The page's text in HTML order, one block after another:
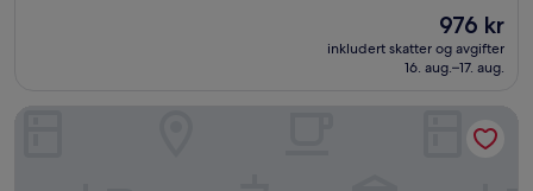
Prisen
er
976 kr
976 kr
inkludert skatter og avgifter
16. aug.–17. aug.